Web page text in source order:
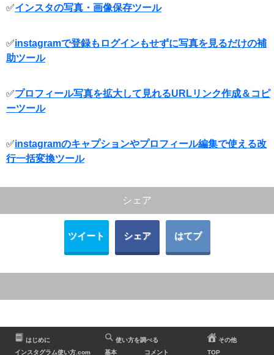
✅インスタの写真・画像保存ツール
✅instagramで登録もログインもせずに写真を見るだけの補
助ツール
✅プロフィール写真を拡大して見れるURLリンク作成＆コピ
ーツール
✅instagramのキャプションやプロフィール編集で使える改
行一括変換ツール
シェア
ツイート シェア はてブ
はじめに
インスタグラム使い方.com
使い方を調べる
基本
コメント
その他
TOP